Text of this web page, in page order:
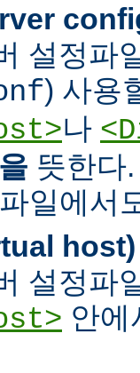
설정파
) 사용
나
뜻한다
파일에서
host)
설정파
안에